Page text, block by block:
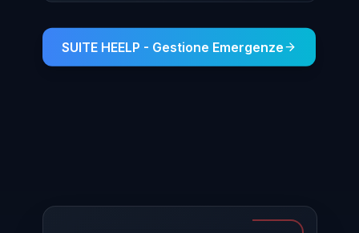
SUITE HEELP - Gestione Emergenze